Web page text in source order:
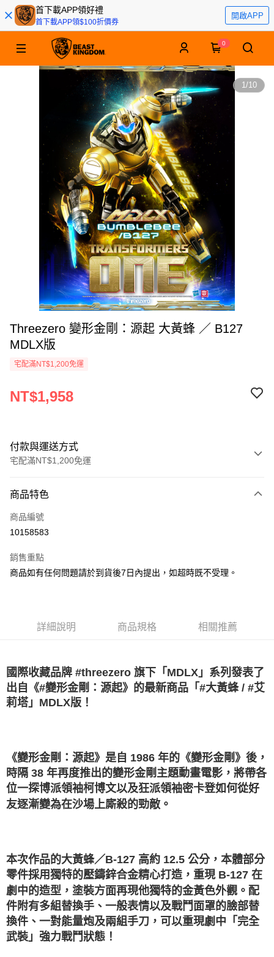
首下載APP領好禮
首下載APP領$100折價券
開啟APP
0
1/10
Threezero 變形金剛：源起 大黃蜂 ／ B127
MDLX版
宅配滿NT$1,200免運
NT$1,958
付款與運送方式
宅配滿NT$1,200免運
信用卡一次付款
LINE Pay
街口支付
相關說明
【大哥付你分期使用說明】
1.本服務由台灣大哥大提供，台灣大哥大用戶可立即使用無須另外申請。
4.訂單成立30分鐘內，如未前往確認交易或遇審核未通過，訂單將自動取
消。如遇「轉專審核」未通過狀況，表示未達大哥付你分期系統評分，恕無
法說明評估內容。
【繳款方式說明】
1.分期款項不併入電信帳單，「大哥付你分期」於每月結算日後寄送繳費提
醒簡訊。
【注意事項】
1.本服務係由「台灣大哥大股份有限公司」（以下簡稱本公司）所提供，讓
用戶於交易時，得透過本服務購買商品或服務，並由商店將買賣／分期付款
買賣價金債權讓與本公司後，依約使用本公司帳單繳交帳款。
2.基於同意付款使用「大哥付你分期」之契約關係目的，商店將以您的個人
資料（包含姓名、電話或地址）提供予台灣大哥大進項蒐集、處理及利用，
由本公司與您本人進行分期帳單所需資料之確認、核對及更正。
3.完整用戶服務條款，請詳閱以下連結：
AFTEE先享後付
便利好安心！
１．簡單：不需註冊會員、不需綁卡、不需儲值。
２．便利：只要手機號碼，簡訊認證，即可結帳。
３．安心：先確認商品／服務後，再付款。
【「AFTEE先享後付」結帳流程】
ATM／網路銀行／等多元方式進行付款，方視為交易完成。
※ 請注意：結帳手續完成當下不需立刻繳費，但若您需要取消訂單，請聯絡
購買商品的店家。未經商家同意取消之訂單仍視為有效，需透過AFTEE先享
後付繳納相關費用。
※ 交易是否成功請以「AFTEE先享後付 」之結帳頁面顯示為準，若有關於
是否繳費成功／繳費後需取消欲退款等相關疑問，請聯繫「AFTEE先享後付
客戶支援中心」https://netprotections.freshdesk.com/support/home
運送方式
宅配
每筆NT$120，滿NT$1,200(含以上)免運費
商品特色
商品編號
10158583
銷售重點
商品如有任何問題請於到貨後7日內提出，如超時既不受理。
詳細說明 商品規格 相關推薦
國際收藏品牌 #threezero 旗下「MDLX」系列發表了
出自《#變形金剛：源起》的最新商品「#大黃蜂 / #艾
莉塔」MDLX版！
《變形金剛：源起》是自 1986 年的《變形金剛》後，
時隔 38 年再度推出的變形金剛主題動畫電影，將帶各
位一探博派領袖柯博文以及狂派領袖密卡登如何從好
友逐漸變為在沙場上廝殺的勁敵。
本次作品的大黃蜂／B-127 高約 12.5 公分，本體部分
零件採用獨特的壓鑄鋅合金精心打造，重現 B-127 在
劇中的造型，塗裝方面再現他獨特的金黃色外觀。配
件附有多組替換手、一般表情以及戰鬥面罩的臉部替
換件、一對能量炮及兩組手刀，可以重現劇中「完全
武裝」強力戰鬥狀態！